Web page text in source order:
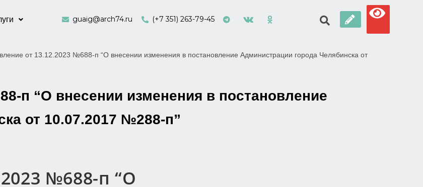
guaig@arch74.ru (+7 351) 263-79-45
от 13.12.2023 №688-п “О внесении изменения в постановление Администрации города Челябинска от
п “О внесении изменения в постановление
от 10.07.2017 №288-п”
№688-п “О